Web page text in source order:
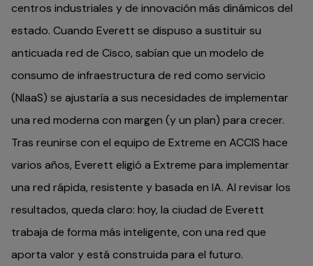
centros industriales y de innovación más dinámicos del
estado. Cuando Everett se dispuso a sustituir su
anticuada red de Cisco, sabían que un modelo de
consumo de infraestructura de red como servicio
(NIaaS) se ajustaría a sus necesidades de implementar
una red moderna con margen (y un plan) para crecer.
Tras reunirse con el equipo de Extreme en ACCIS hace
varios años, Everett eligió a Extreme para implementar
una red rápida, resistente y basada en IA. Al revisar los
resultados, queda claro: hoy, la ciudad de Everett
trabaja de forma más inteligente, con una red que
aporta valor y está construida para el futuro.